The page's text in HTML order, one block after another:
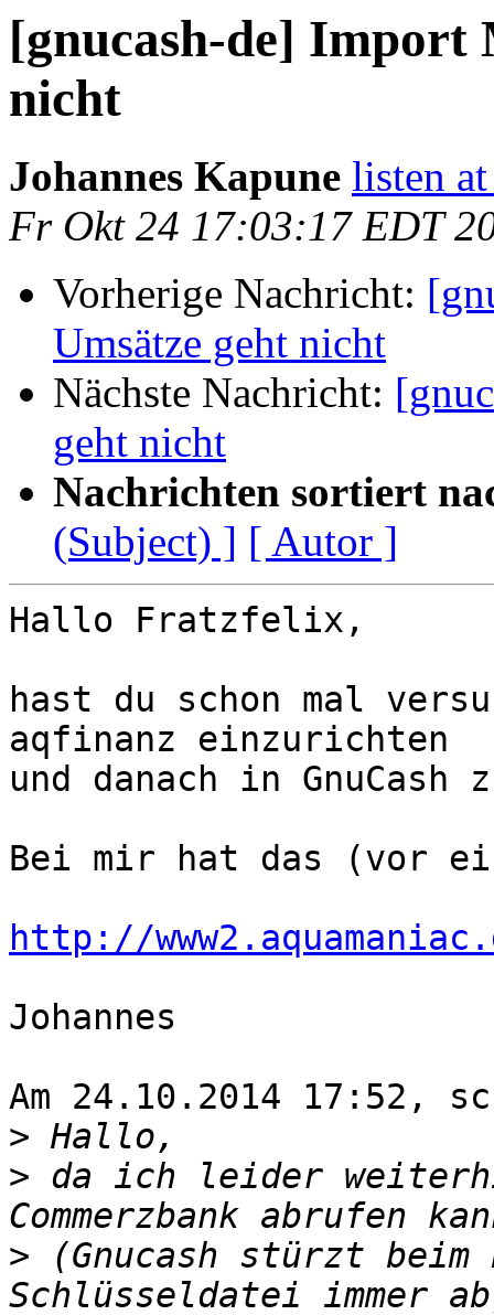
[gnucash-de] Import
nicht
Johannes Kapune listen
Fr Okt 24 17:03:17 EDT
Vorherige Nachricht:
Umsätze geht nicht
Nächste Nachricht:
geht nicht
Nachrichten sortiert
(Subject) ] [ Autor ]
Hallo Fratzfelix,
hast du schon mal
aqfinanz einzurichten
und danach in GnuCash
Bei mir hat das (vor
http://
Johannes
Am 24.10.2014 17:52,
>
> da ich leider
> (Gnucash stürzt